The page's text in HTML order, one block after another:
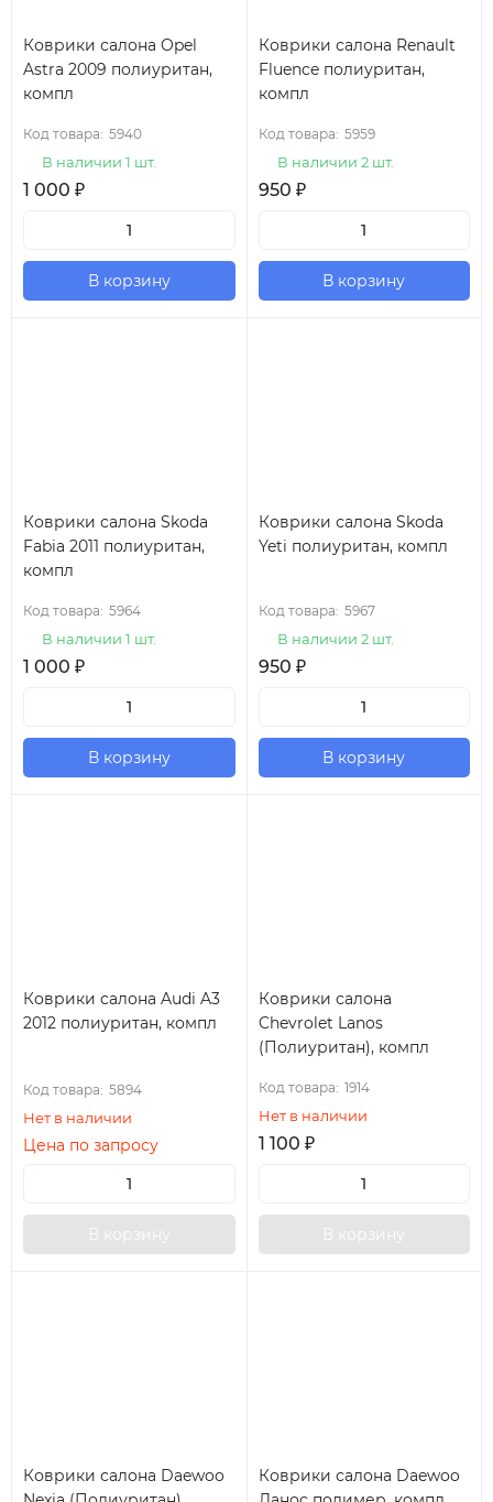
Коврики салона Opel
Astra 2009 полиуритан,
компл
Код товара: 5940
В наличии 1 шт.
1 000 ₽
В корзину
Коврики салона Renault
Fluence полиуритан,
компл
Код товара: 5959
В наличии 2 шт.
950 ₽
В корзину
Коврики салона Skoda
Fabia 2011 полиуритан,
компл
Код товара: 5964
В наличии 1 шт.
1 000 ₽
В корзину
Коврики салона Skoda
Yeti полиуритан, компл
Код товара: 5967
В наличии 2 шт.
950 ₽
В корзину
Коврики салона Audi A3
2012 полиуритан, компл
Код товара: 5894
Нет в наличии
Цена по запросу
В корзину
Коврики салона
Chevrolet Lanos
(Полиуритан), компл
Код товара: 1914
Нет в наличии
1 100 ₽
В корзину
Коврики салона Daewoo
Коврики салона Daewoo